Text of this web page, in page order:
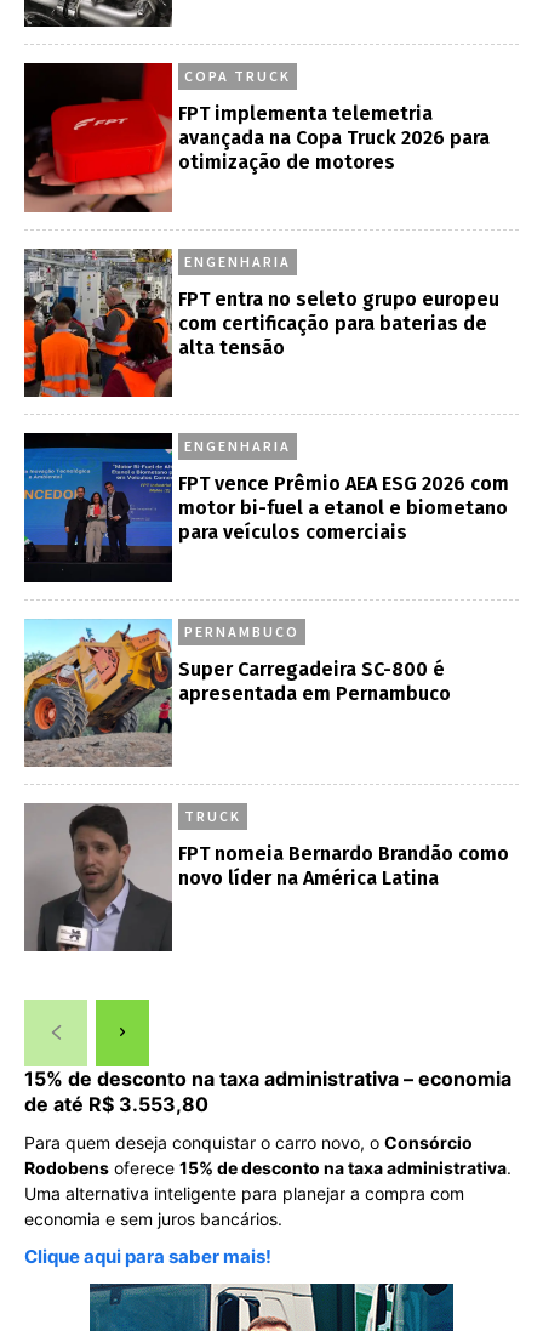
COPA TRUCK
FPT implementa telemetria
avançada na Copa Truck 2026 para
otimização de motores
ENGENHARIA
FPT entra no seleto grupo europeu
com certificação para baterias de
alta tensão
ENGENHARIA
FPT vence Prêmio AEA ESG 2026 com
motor bi-fuel a etanol e biometano
para veículos comerciais
PERNAMBUCO
Super Carregadeira SC-800 é
apresentada em Pernambuco
TRUCK
FPT nomeia Bernardo Brandão como
novo líder na América Latina
15% de desconto na taxa administrativa – economia
de até R$ 3.553,80
Para quem deseja conquistar o carro novo, o Consórcio
Rodobens oferece 15% de desconto na taxa administrativa.
Uma alternativa inteligente para planejar a compra com
economia e sem juros bancários.
Clique aqui para saber mais!